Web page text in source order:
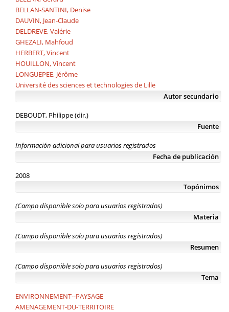
BELLAN-SANTINI, Denise
DAUVIN, Jean-Claude
DELDREVE, Valérie
GHEZALI, Mahfoud
HERBERT, Vincent
HOUILLON, Vincent
LONGUEPEE, Jérôme
Université des sciences et technologies de Lille
Autor secundario
DEBOUDT, Philippe (dir.)
Fuente
Información adicional para usuarios registrados
Fecha de publicación
2008
Topónimos
(Campo disponible solo para usuarios registrados)
Materia
(Campo disponible solo para usuarios registrados)
Resumen
(Campo disponible solo para usuarios registrados)
Tema
ENVIRONNEMENT--PAYSAGE
AMENAGEMENT-DU-TERRITOIRE